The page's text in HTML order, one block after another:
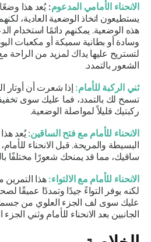
الانحناء الأمامي المدعوم:يُعد هذا وضعًا
يستطيعون اتخاذ الوضعية العادية،
هذه الوضعية. يمكنهم دائمًا استخدام
وسادة أو بطانية سميكة أو مكعبات
لتستريح عليها يداك لمزيد من الراحة
الشعور بالتمدد.
ثني الركبة للأمام:إذا شعرت أن أوتار
تسمح لك بالتمدد، فما عليك سوى
ركبتيك قليلاً لمواصلة الوضعية.
الانحناء للأمام مع فتح الساقين: يُعد هذا
البسيطة والمريحة. قبل الانحناء
ساقيك، مما قد يمنحك شعورًا مختلفًا
الانحناء للأمام مع الالتواء:هذا التمرين
لكنه يوفر التواءً جيدًا وتمددًا عميقًا
عليك سوى لف الجزء العلوي من
الجانبين بعد الانحناء للأمام وثني